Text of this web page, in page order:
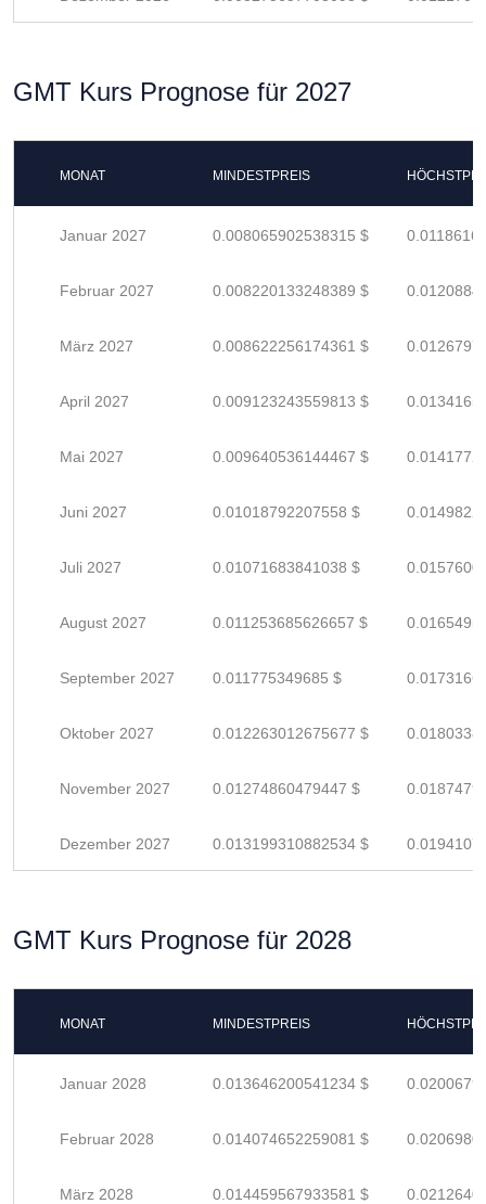
GMT Kurs Prognose für 2027
MONAT MINDESTPREIS
Januar 2027 0.008065902538315 $
Februar 2027 0.008220133248389 $
März 2027 0.008622256174361 $
April 2027 0.009123243559813 $
Mai 2027 0.009640536144467 $
Juni 2027 0.01018792207558 $
Juli 2027 0.01071683841038 $
August 2027 0.011253685626657 $
September 2027 0.011775349685 $
Oktober 2027 0.012263012675677 $
November 2027 0.01274860479447 $
Dezember 2027 0.013199310882534 $
GMT Kurs Prognose für 2028
MONAT MINDESTPREIS
Januar 2028 0.013646200541234 $
Februar 2028 0.014074652259081 $
März 2028 0.014459567933581 $